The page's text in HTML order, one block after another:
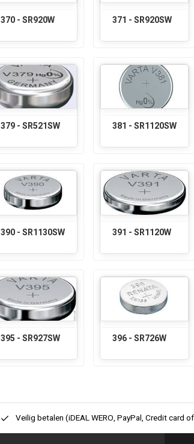
370 - SR920W 371 - SR920SW
379 - SR521SW 381 - SR1120SW
390 - SR1130SW 391 - SR1120W
395 - SR927SW 396 - SR726W
Veilig betalen (iDEAL WERO, PayPal, Credit card